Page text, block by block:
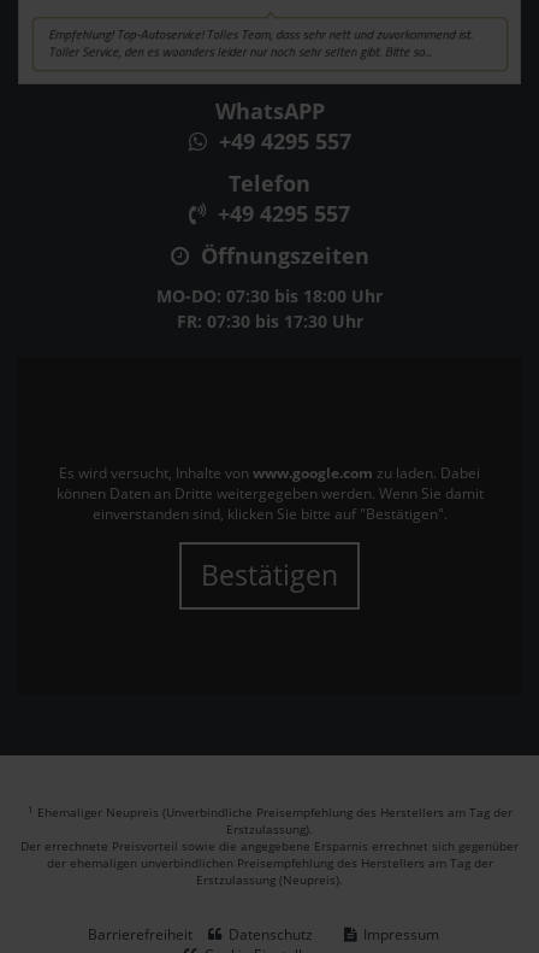
WhatsAPP
+49 4295 557
Telefon
+49 4295 557
Öffnungszeiten
MO-DO: 07:30 bis 18:00 Uhr
FR: 07:30 bis 17:30 Uhr
Es wird versucht, Inhalte von www.google.com zu laden. Dabei
können Daten an Dritte weitergegeben werden. Wenn Sie damit
einverstanden sind, klicken Sie bitte auf "Bestätigen".
Bestätigen
1 Ehemaliger Neupreis (Unverbindliche Preisempfehlung des Herstellers am Tag der
Erstzulassung).
Der errechnete Preisvorteil sowie die angegebene Ersparnis errechnet sich gegenüber
der ehemaligen unverbindlichen Preisempfehlung des Herstellers am Tag der
Erstzulassung (Neupreis).
Barrierefreiheit Datenschutz
Impressum